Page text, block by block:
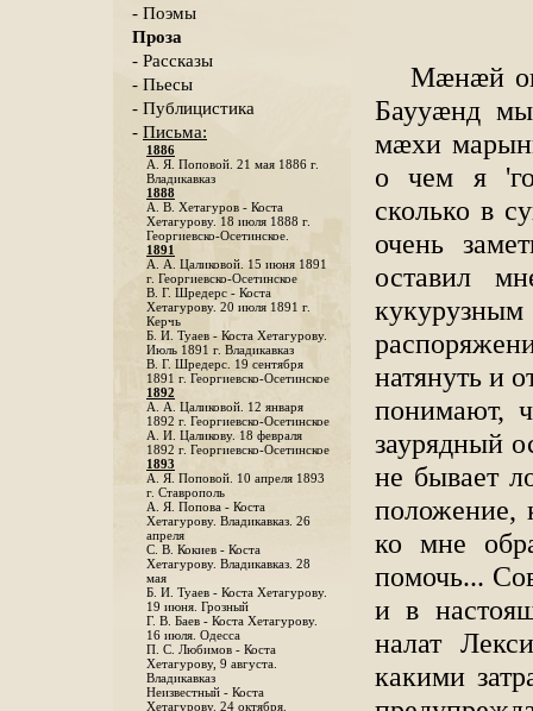
- Поэмы
Проза
- Рассказы
- Пьесы
- Публицистика
- Письма:
1886
А. Я. Поповой. 21 мая 1886 г.
Владикавказ
1888
A. В. Хетагуров - Коста
Хетагурову. 18 июля 1888 г.
Георгиевско-Осетинское.
1891
А. А. Цаликовой. 15 июня 1891
г. Георгиевско-Осетинское
B. Г. Шредерс - Коста
Хетагурову. 20 июля 1891 г.
Керчь
Б. И. Туаев - Коста Хетагурову.
Июль 1891 г. Владикавказ
В. Г. Шредерс. 19 сентября
1891 г. Георгиевско-Осетинское
1892
А. А. Цаликовой. 12 января
1892 г. Георгиевско-Осетинское
А. И. Цаликову. 18 февраля
1892 г. Георгиевско-Осетинское
1893
А. Я. Поповой. 10 апреля 1893
г. Ставрополь
A. Я. Попова - Коста
Хетагурову. Владикавказ. 26
апреля
С. В. Кокиев - Коста
Хетагурову. Владикавказ. 28
мая
Б. И. Туаев - Коста Хетагурову.
19 июня. Грозный
Г. В. Баев - Коста Хетагурову.
16 июля. Одесса
П. С. Любимов - Коста
Хетагурову, 9 августа.
Владикавказ
Неизвестный - Коста
Хетагурову. 24 октября.
Мӕнӕй
Баууӕнд
мӕхи
о чем я
сколько в
очень
оставил
натянуть и
понимают,
заурядный
не бывает
положение,
ко мне
помочь...
и в
налат
какими